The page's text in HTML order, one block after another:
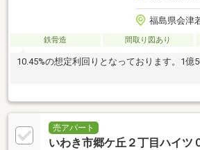
福島県会津
鉄骨造 間取り図あり
10.45%の想定利回りとなっております。1億
売アパート
いわき市郷ケ丘２丁目ハイツ